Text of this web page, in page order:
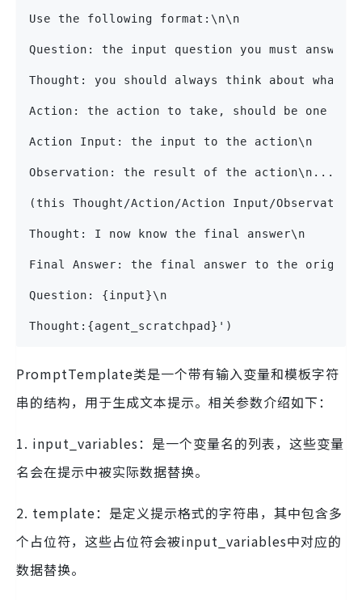
Use the following format:\n\n
Question: the input question you must
Thought: you should always think about what
Action: the action to take, should be one of
Action Input: the input to the action\n
Observation: the result of the action\n...
(this Thought/Action/Action Input/
Thought: I now know the final answer\n
Final Answer: the final answer to the
Question: {input}\n
Thought:{agent_scratchpad}')
PromptTemplate类是一个带有输入变量和模板字符
串的结构，用于生成文本提示。相关参数介绍如下：
1. input_variables：是一个变量名的列表，这些变量
名会在提示中被实际数据替换。
2. template：是定义提示格式的字符串，其中包含多
个占位符，这些占位符会被input_variables中对应的
数据替换。